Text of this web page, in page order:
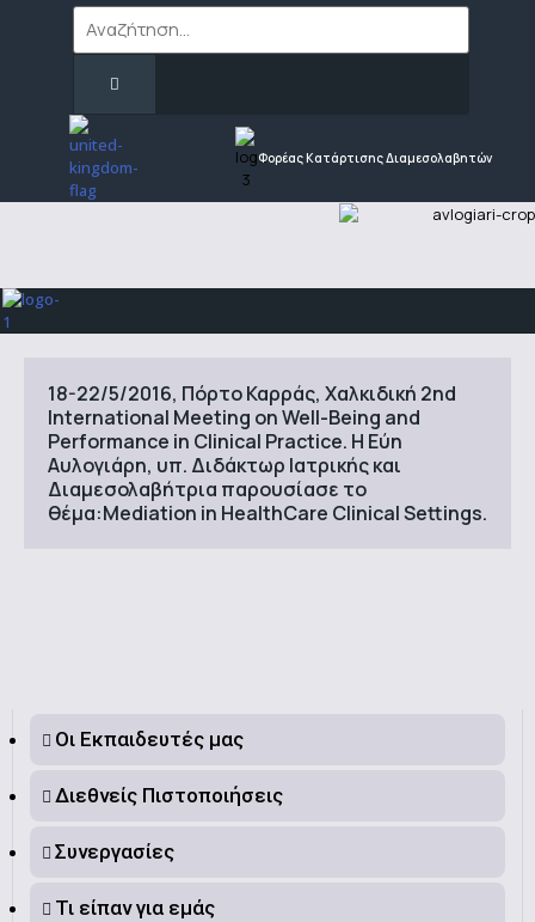
Φορέας Κατάρτισης Διαμεσολαβητών
18-22/5/2016, Πόρτο Καρράς, Χαλκιδική 2nd
International Meeting on Well-Being and
Performance in Clinical Practice. Η Εύη
Αυλογιάρη, υπ. Διδάκτωρ Ιατρικής και
Διαμεσολαβήτρια παρουσίασε το
θέμα:Mediation in HealthCare Clinical Settings.
Οι Εκπαιδευτές μας
Διεθνείς Πιστοποιήσεις
Συνεργασίες
Τι είπαν για εμάς